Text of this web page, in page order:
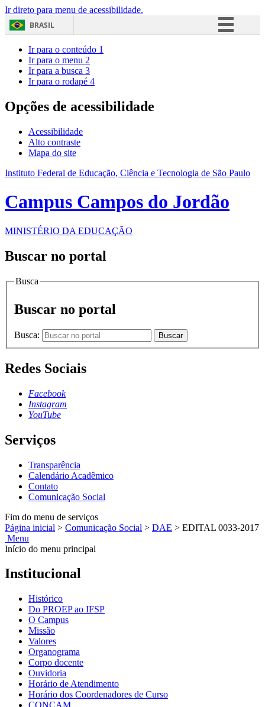
Ir direto para menu de acessibilidade.
BRASIL
Acesso à informação
Ir para o conteúdo 1
Ir para o menu 2
Ir para a busca 3
Ir para o rodapé 4
Opções de acessibilidade
Acessibilidade
Alto contraste
Mapa do site
Instituto Federal de Educação, Ciência e Tecnologia de São Paulo
Campus Campos do Jordão
MINISTÉRIO DA EDUCAÇÃO
Buscar no portal
Busca
Buscar no portal
Busca: Buscar
Redes Sociais
Facebook
Instagram
YouTube
Serviços
Transparência
Calendário Acadêmico
Contato
Comunicação Social
Fim do menu de serviços
Página inicial > Comunicação Social > DAE > EDITAL 0033-2017
Menu
Início do menu principal
Institucional
Histórico
Do PROEP ao IFSP
O Campus
Missão
Valores
Organograma
Corpo docente
Ouvidoria
Horário de Atendimento
Horário dos Coordenadores de Curso